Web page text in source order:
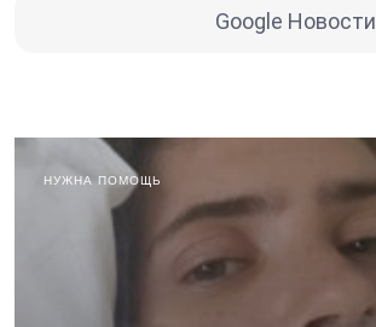
Google Новости
НУЖНА ПОМОЩЬ